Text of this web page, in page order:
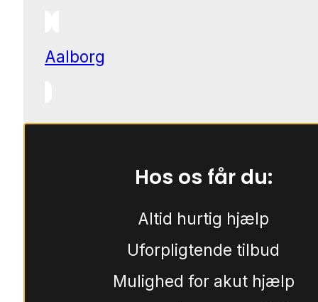
Aalborg
Hos os får du:
Altid hurtig hjælp
Uforpligtende tilbud
Mulighed for akut hjælp